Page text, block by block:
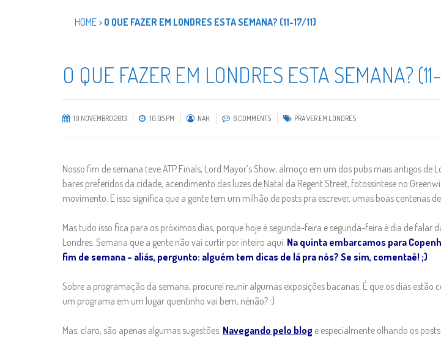
HOME> O QUE FAZER EM LONDRES ESTA SEMANA? (11-17/11)
O QUE FAZER EM LONDRES ESTA SEMANA? (11-
10 NOVEMBRO 2013 10:05 PM NAH 6 COMMENTS PRA VER EM LONDRES
Nosso fim de semana teve ATP Finals, Lord Mayor’s Show, almoço em um dos pubs mais antigos de
bares preferidos da cidade, acendimento das luzes de Natal da Regent Street, fotossíntese no
movimento. E isso significa que a gente tem um milhão de posts pra escrever, umas boas centenas
Mas tudo isso fica para os próximos dias, porque hoje é segunda-feira e segunda-feira é dia de falar
Londres. Semana que a gente não vai curtir por inteiro aqui. Na quinta embarcamos para
fim de semana – aliás, pergunto: alguém tem dicas de lá pra nós? Se sim, comentaê! ;)
Sobre a programação da semana, procurei reunir algumas exposições bacanas. É que os dias estão
um programa em um lugar quentinho vai bem, nénão? :)
Mas, claro, são apenas algumas sugestões. Navegando pelo blog e especialmente olhando os